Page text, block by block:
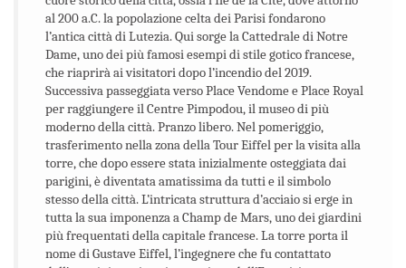
al 200 a.C. la popolazione celta dei Parisi fondarono
l’antica città di Lutezia. Qui sorge la Cattedrale di Notre
Dame, uno dei più famosi esempi di stile gotico francese,
che riaprirà ai visitatori dopo l’incendio del 2019.
Successiva passeggiata verso Place Vendome e Place Royal
per raggiungere il Centre Pimpodou, il museo di più
moderno della città. Pranzo libero. Nel pomeriggio,
trasferimento nella zona della Tour Eiffel per la visita alla
torre, che dopo essere stata inizialmente osteggiata dai
parigini, è diventata amatissima da tutti e il simbolo
stesso della città. L’intricata struttura d’acciaio si erge in
tutta la sua imponenza a Champ de Mars, uno dei giardini
più frequentati della capitale francese. La torre porta il
nome di Gustave Eiffel, l’ingegnere che fu contattato